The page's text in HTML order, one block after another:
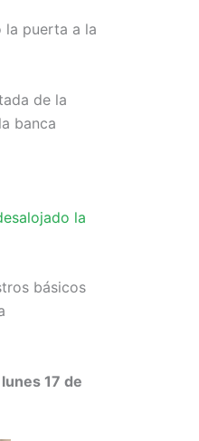
la puerta a la
de la
banca
la
básicos
17 de